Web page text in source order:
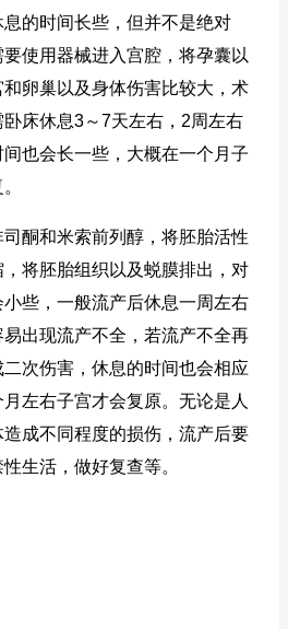
的时间长些，但并不是绝对
使用器械进入宫腔，将孕囊以
卵巢以及身体伤害比较大，术
床休息3～7天左右，2周左右
也会长一些，大概在一个月子
和米索前列醇，将胚胎活性
将胚胎组织以及蜕膜排出，对
些，一般流产后休息一周左右
出现流产不全，若流产不全再
次伤害，休息的时间也会相应
左右子宫才会复原。无论是人
成不同程度的损伤，流产后要
生活，做好复查等。